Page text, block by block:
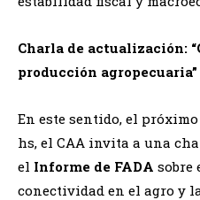
Charla de actualización:
producción agropecuaria”
En este sentido, el próximo
hs, el CAA invita a una
el Informe de FADA sobre
conectividad en el agro y